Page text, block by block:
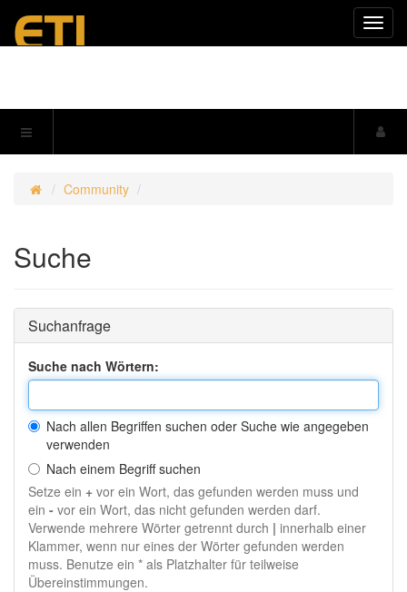
Community
Suche
Suchanfrage
Suche nach Wörtern:
Nach allen Begriffen suchen oder Suche wie angegeben
verwenden
Nach einem Begriff suchen
Setze ein + vor ein Wort, das gefunden werden muss und
ein - vor ein Wort, das nicht gefunden werden darf.
Verwende mehrere Wörter getrennt durch | innerhalb einer
Klammer, wenn nur eines der Wörter gefunden werden
muss. Benutze ein * als Platzhalter für teilweise
Übereinstimmungen.